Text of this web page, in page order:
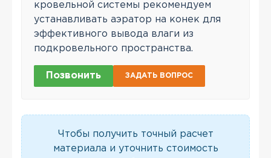
кровельной системы рекомендуем
устанавливать аэратор на конек для
эффективного вывода влаги из
подкровельного пространства.
Позвонить ЗАДАТЬ ВОПРОС
Чтобы получить точный расчет
материала и уточнить стоимость